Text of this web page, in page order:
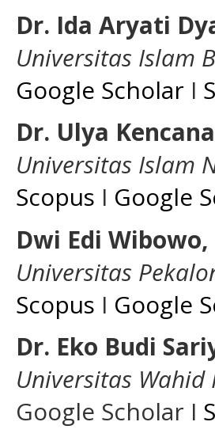
Dr. Ida Aryati
Universitas Islam
Google Scholar I
Dr. Ulya
Universitas Islam
Scopus I Google
Dwi Edi Wibowo,
Universitas
Scopus I Google
Dr. Eko Budi
Universitas Wahid
Google Scholar I